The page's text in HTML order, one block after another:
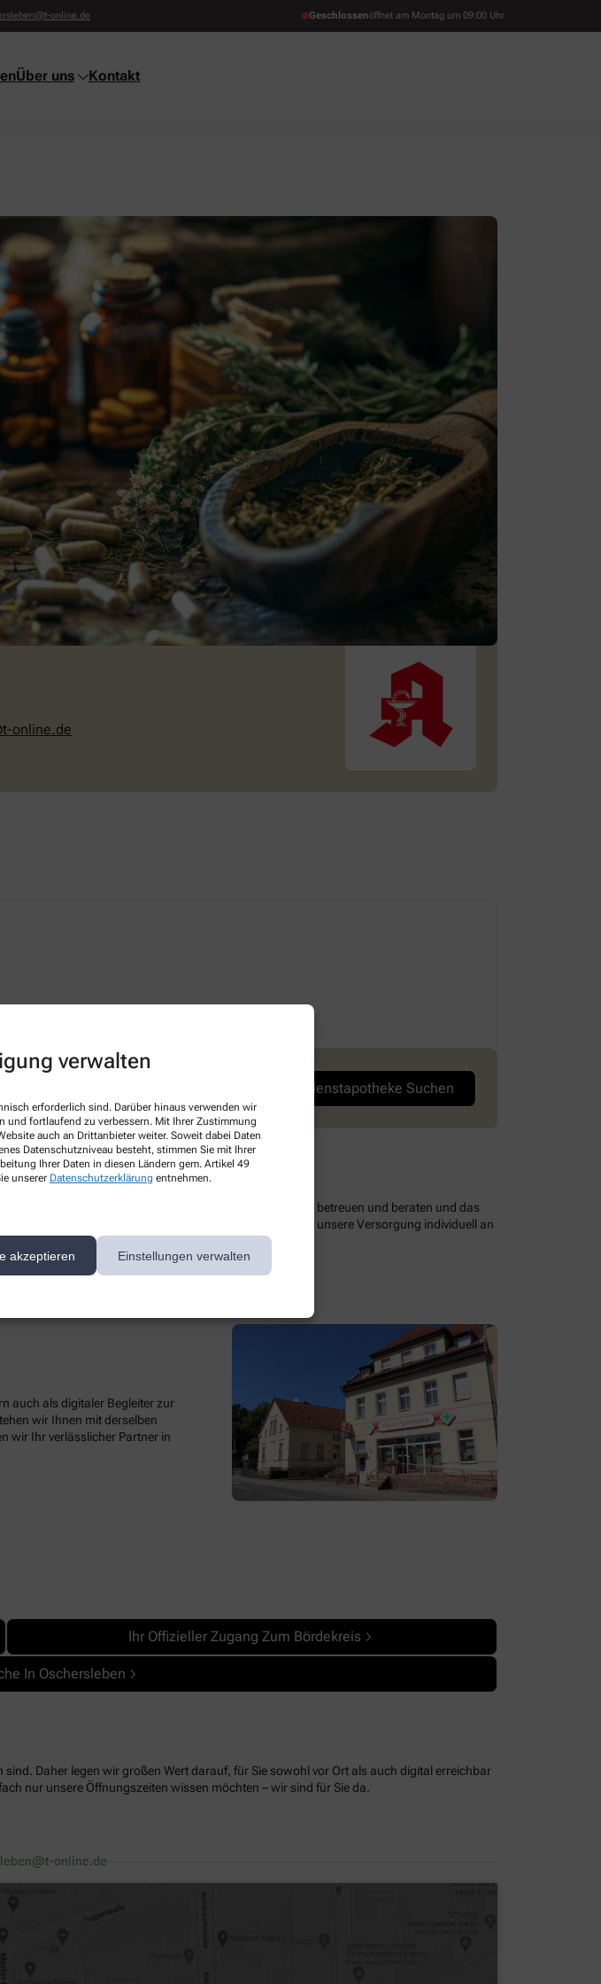
verwalten
erforderlich sind. Darüber hinaus verwenden wir
und fortlaufend zu verbessern. Mit Ihrer Zustimmung
auch an Drittanbieter weiter. Soweit dabei Daten
Datenschutzniveau besteht, stimmen Sie mit Ihrer
Ihrer Daten in diesen Ländern gem. Artikel 49
unserer Datenschutzerklärung entnehmen.
akzeptieren Einstellungen verwalten
online.de Geschlossenöffnet am Montag um 09:00 Uhr
Über uns Kontakt
online.de
Notdienstapotheke Suchen
Unser Ziel ist es, Sie optimal zu versorgen, betreuen und beraten und das
persönlicher Beratung und umfassendem Service ist unsere Versorgung individuell an
Wege und profitieren von exklusiven Angeboten.
auch als digitaler Begleiter zur
wir Ihnen mit derselben
wir Ihr verlässlicher Partner in
Ihr Offizieller Zugang Zum Bördekreis
In Oschersleben
Daher legen wir großen Wert darauf, für Sie sowohl vor Ort als auch digital erreichbar
nur unsere Öffnungszeiten wissen möchten – wir sind für Sie da.
online.de